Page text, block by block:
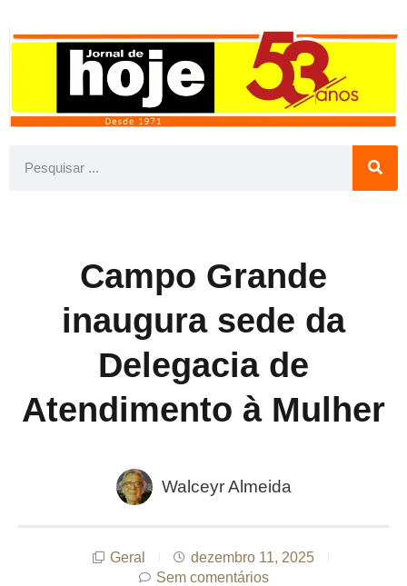
Campo Grande
inaugura sede da
Delegacia de
Atendimento à Mulher
Walceyr Almeida
Geral
dezembro 11, 2025
Sem comentários